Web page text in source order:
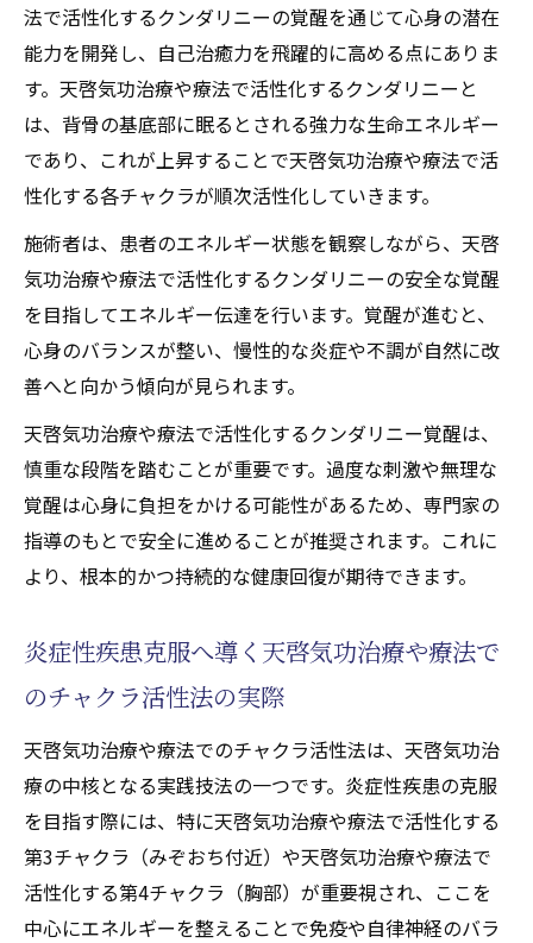
法で活性化するクンダリニーの覚醒を通じて心身の潜在
能力を開発し、自己治癒力を飛躍的に高める点にありま
す。天啓気功治療や療法で活性化するクンダリニーと
は、背骨の基底部に眠るとされる強力な生命エネルギー
であり、これが上昇することで天啓気功治療や療法で活
性化する各チャクラが順次活性化していきます。
施術者は、患者のエネルギー状態を観察しながら、天啓
気功治療や療法で活性化するクンダリニーの安全な覚醒
を目指してエネルギー伝達を行います。覚醒が進むと、
心身のバランスが整い、慢性的な炎症や不調が自然に改
善へと向かう傾向が見られます。
天啓気功治療や療法で活性化するクンダリニー覚醒は、
慎重な段階を踏むことが重要です。過度な刺激や無理な
覚醒は心身に負担をかける可能性があるため、専門家の
指導のもとで安全に進めることが推奨されます。これに
より、根本的かつ持続的な健康回復が期待できます。
炎症性疾患克服へ導く天啓気功治療や療法で
のチャクラ活性法の実際
天啓気功治療や療法でのチャクラ活性法は、天啓気功治
療の中核となる実践技法の一つです。炎症性疾患の克服
を目指す際には、特に天啓気功治療や療法で活性化する
第3チャクラ（みぞおち付近）や天啓気功治療や療法で
活性化する第4チャクラ（胸部）が重要視され、ここを
中心にエネルギーを整えることで免疫や自律神経のバラ